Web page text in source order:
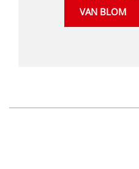
VAN BLOM